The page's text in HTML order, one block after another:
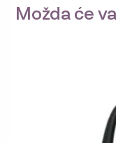
Možda će